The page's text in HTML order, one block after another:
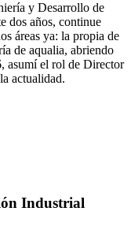
y Desarrollo de
dos años, continue
áreas ya: la propia de
de aqualia, abriendo
asumí el rol de Director
actualidad.
Industrial